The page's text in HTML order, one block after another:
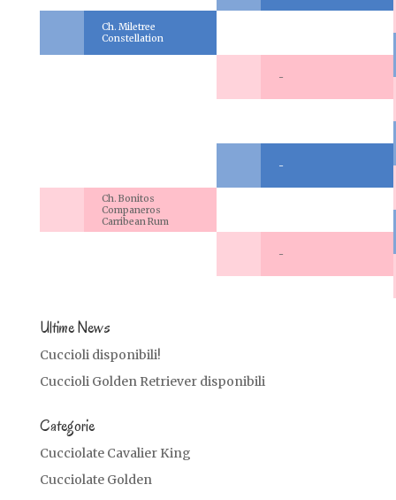
Ch. Miletree
Constellation
Ch. Bonitos
Companeros
Carribean Rum
-
-
-
Ultime News
Cuccioli disponibili!
Cuccioli Golden Retriever disponibili
Categorie
Cucciolate Cavalier King
Cucciolate Golden